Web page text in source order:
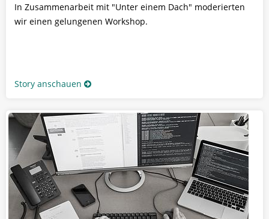
In Zusammenarbeit mit "Unter einem Dach" moderierten
wir einen gelungenen Workshop.
Story anschauen